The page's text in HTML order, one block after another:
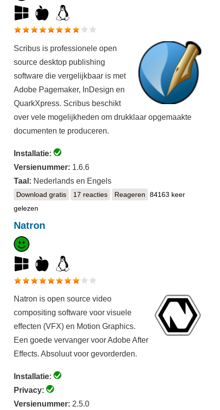
Scribus is professionele open
source desktop publishing
software die vergelijkbaar is met
Adobe Pagemaker, InDesign en
QuarkXpress. Scribus beschikt
over vele mogelijkheden om drukklaar opgemaakte
documenten te produceren.
Installatie:
Versienummer: 1.6.6
Taal: Nederlands en Engels
Download gratisScribus
17 reacties Reageren
84163 keer
gelezen
Natron
Natron is open source video
compositing software voor visuele
effecten (VFX) en Motion Graphics.
Een goede vervanger voor Adobe After
Effects. Absoluut voor gevorderden.
Installatie:
Privacy:
Versienummer: 2.5.0